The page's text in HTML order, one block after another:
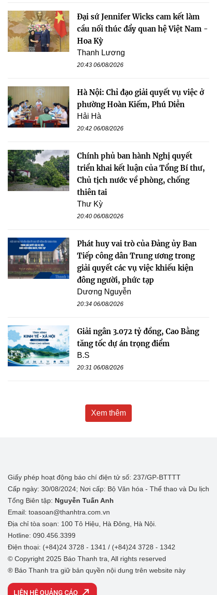
Đại sứ Jennifer Wicks cam kết làm
cầu nối thúc đẩy quan hệ Việt Nam -
Hoa Kỳ
Thanh Lương
20:43 06/08/2026
Hà Nội: Chỉ đạo giải quyết vụ việc ở
phường Hoàn Kiếm, Phú Diễn
Hải Hà
20:42 06/08/2026
Chính phủ ban hành Nghị quyết
triển khai kết luận của Tổng Bí thư,
Chủ tịch nước về phòng, chống
thiên tai
Thư Kỳ
20:40 06/08/2026
Phát huy vai trò của Đảng ủy Ban
Tiếp công dân Trung ương trong
giải quyết các vụ việc khiếu kiện
đông người, phức tạp
Dương Nguyễn
20:34 06/08/2026
Giải ngân 3.072 tỷ đồng, Cao Bằng
tăng tốc dự án trọng điểm
B.S
20:31 06/08/2026
Xem thêm
Giấy phép hoạt động báo chí điện tử số: 237/GP-BTTTT
Cấp ngày: 30/08/2024; Nơi cấp: Bộ Văn hóa - Thể thao và Du lịch
Tổng Biên tập: Nguyễn Tuấn Anh
Email: toasoan@thanhtra.com.vn
Địa chỉ tòa soạn: 100 Tô Hiệu, Hà Đông, Hà Nội.
Hotline: 090.456.3399
Điện thoại: (+84)24 3728 - 1341 / (+84)24 3728 - 1342
© Copyright 2025 Báo Thanh tra, All rights reserved
® Báo Thanh tra giữ bản quyền nội dung trên website này
LIÊN HỆ QUẢNG CÁO